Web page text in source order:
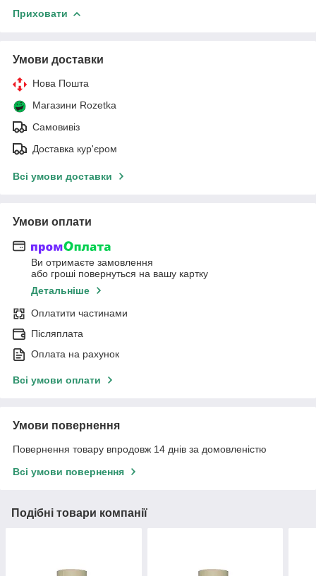
Приховати
Умови доставки
Нова Пошта
Магазини Rozetka
Самовивіз
Доставка кур'єром
Всі умови доставки
Умови оплати
Ви отримаєте замовлення
або гроші повернуться на вашу картку
Детальніше
Оплатити частинами
Післяплата
Оплата на рахунок
Всі умови оплати
Умови повернення
Повернення товару впродовж 14 днів за домовленістю
Всі умови повернення
Подібні товари компанії